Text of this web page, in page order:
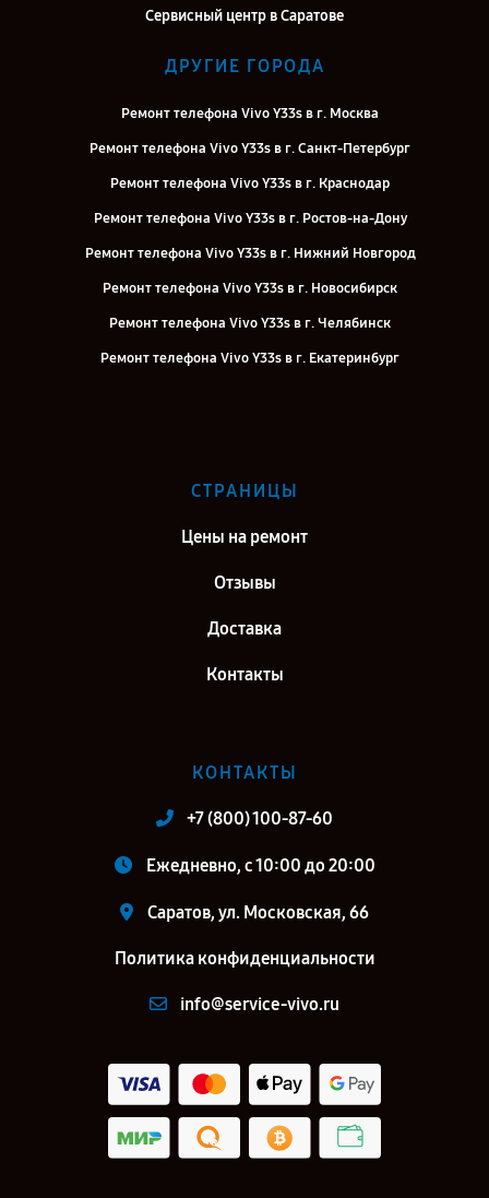
Сервисный центр в Саратове
ДРУГИЕ ГОРОДА
Ремонт телефона Vivo Y33s в г. Москва
Ремонт телефона Vivo Y33s в г. Санкт-Петербург
Ремонт телефона Vivo Y33s в г. Краснодар
Ремонт телефона Vivo Y33s в г. Ростов-на-Дону
Ремонт телефона Vivo Y33s в г. Нижний Новгород
Ремонт телефона Vivo Y33s в г. Новосибирск
Ремонт телефона Vivo Y33s в г. Челябинск
Ремонт телефона Vivo Y33s в г. Екатеринбург
Ремонт телефона Vivo Y33s в г. Киров
СТРАНИЦЫ
Цены на ремонт
Отзывы
Доставка
Контакты
КОНТАКТЫ
+7 (800) 100-87-60
Ежедневно, с 10:00 до 20:00
Саратов, ул. Московская, 66
Политика конфиденциальности
info@service-vivo.ru